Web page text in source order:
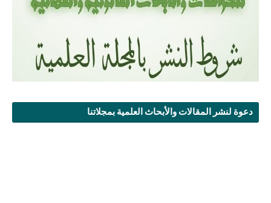
دعوة لنشر المقالات والأبحاث العلمية بمجلاتنا